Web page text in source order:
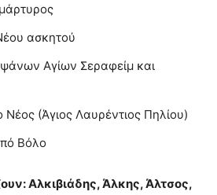
ασκητού
Αγίων Σεραφείμ και
Νέος (Άγιος Λαυρέντιος Πηλίου)
Βόλο
Αλκιβιάδης, Άλκης, Άλτσος,